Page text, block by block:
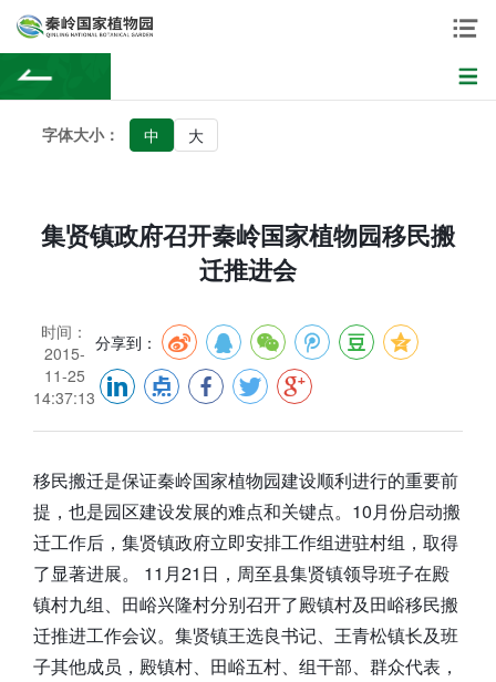
字体大小： 中 大
集贤镇政府召开秦岭国家植物园移民搬
迁推进会
时间：
2015-
11-25
14:37:13
分享到：
移民搬迁是保证秦岭国家植物园建设顺利进行的重要前
提，也是园区建设发展的难点和关键点。10月份启动搬
迁工作后，集贤镇政府立即安排工作组进驻村组，取得
了显著进展。 11月21日，周至县集贤镇领导班子在殿
镇村九组、田峪兴隆村分别召开了殿镇村及田峪移民搬
迁推进工作会议。集贤镇王选良书记、王青松镇长及班
子其他成员，殿镇村、田峪五村、组干部、群众代表，